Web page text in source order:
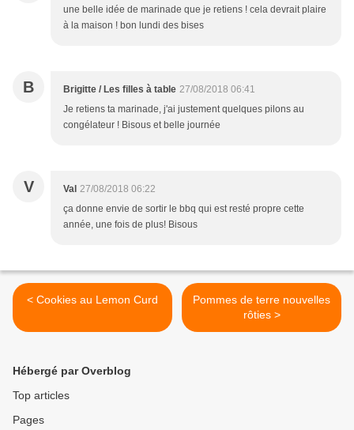
une belle idée de marinade que je retiens ! cela devrait plaire
à la maison ! bon lundi des bises
B Brigitte / Les filles à table 27/08/2018 06:41
Je retiens ta marinade, j'ai justement quelques pilons au
congélateur ! Bisous et belle journée
V Val 27/08/2018 06:22
ça donne envie de sortir le bbq qui est resté propre cette
année, une fois de plus! Bisous
< Cookies au Lemon Curd
Pommes de terre nouvelles
rôties >
Hébergé par Overblog
Top articles
Pages